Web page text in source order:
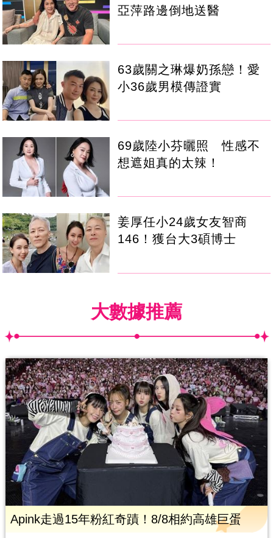
亞萍路邊倒地送醫
63歲關之琳爆奶孫戀！愛
小36歲男模傳證實
69歲陸小芬曬照 性感不
想遮姐真的太辣！
姜厚任小24歲女友智商
146！獲台大3碩博士
大數據推薦
Apink走過15年粉紅奇蹟！8/8相約高雄巨蛋